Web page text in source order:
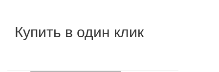
Купить в один клик